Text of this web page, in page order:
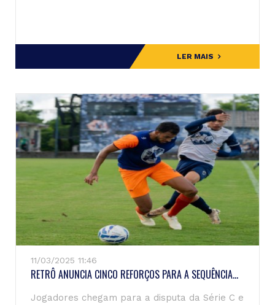
LER MAIS
11/03/2025 11:46
RETRÔ ANUNCIA CINCO REFORÇOS PARA A SEQUÊNCIA...
Jogadores chegam para a disputa da Série C e